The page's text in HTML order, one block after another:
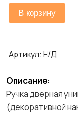
В корзину
Артикул: Н/Д
Описание:
Ручка дверная
(декоративной